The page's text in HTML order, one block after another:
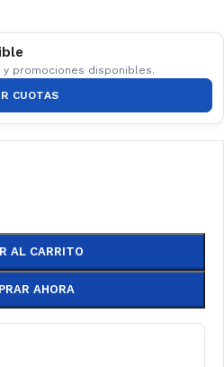
promociones disponibles.
CUOTAS
AL CARRITO
AHORA